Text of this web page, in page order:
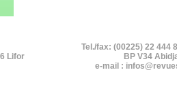
Lifor
Tel./fax: (00225) 22 444
BP V34
e-mail :